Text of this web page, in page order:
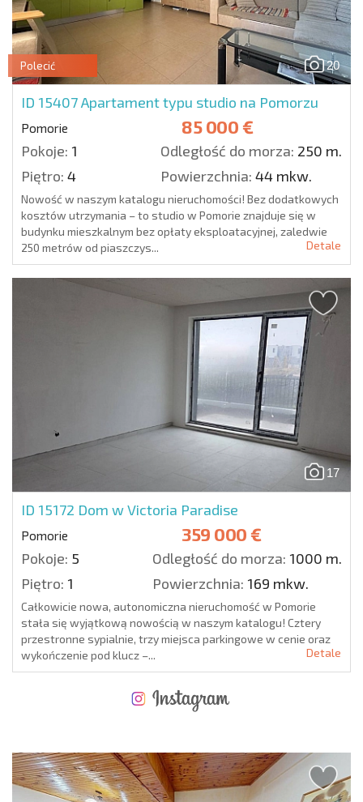
20
Polecić
ID 15407Apartament typu studio na Pomorzu
Pomorie 85 000 €
Pokoje: 1 Odległość do morza: 250 m.
Piętro: 4 Powierzchnia: 44 mkw.
Nowość w naszym katalogu nieruchomości! Bez dodatkowych
kosztów utrzymania – to studio w Pomorie znajduje się w
budynku mieszkalnym bez opłaty eksploatacyjnej, zaledwie
250 metrów od piaszczys...
Detale
17
ID 15172 Dom w Victoria Paradise
Pomorie 359 000 €
Pokoje: 5 Odległość do morza: 1000 m.
Piętro: 1 Powierzchnia: 169 mkw.
Całkowicie nowa, autonomiczna nieruchomość w Pomorie
stała się wyjątkową nowością w naszym katalogu! Cztery
przestronne sypialnie, trzy miejsca parkingowe w cenie oraz
wykończenie pod klucz –...
Detale